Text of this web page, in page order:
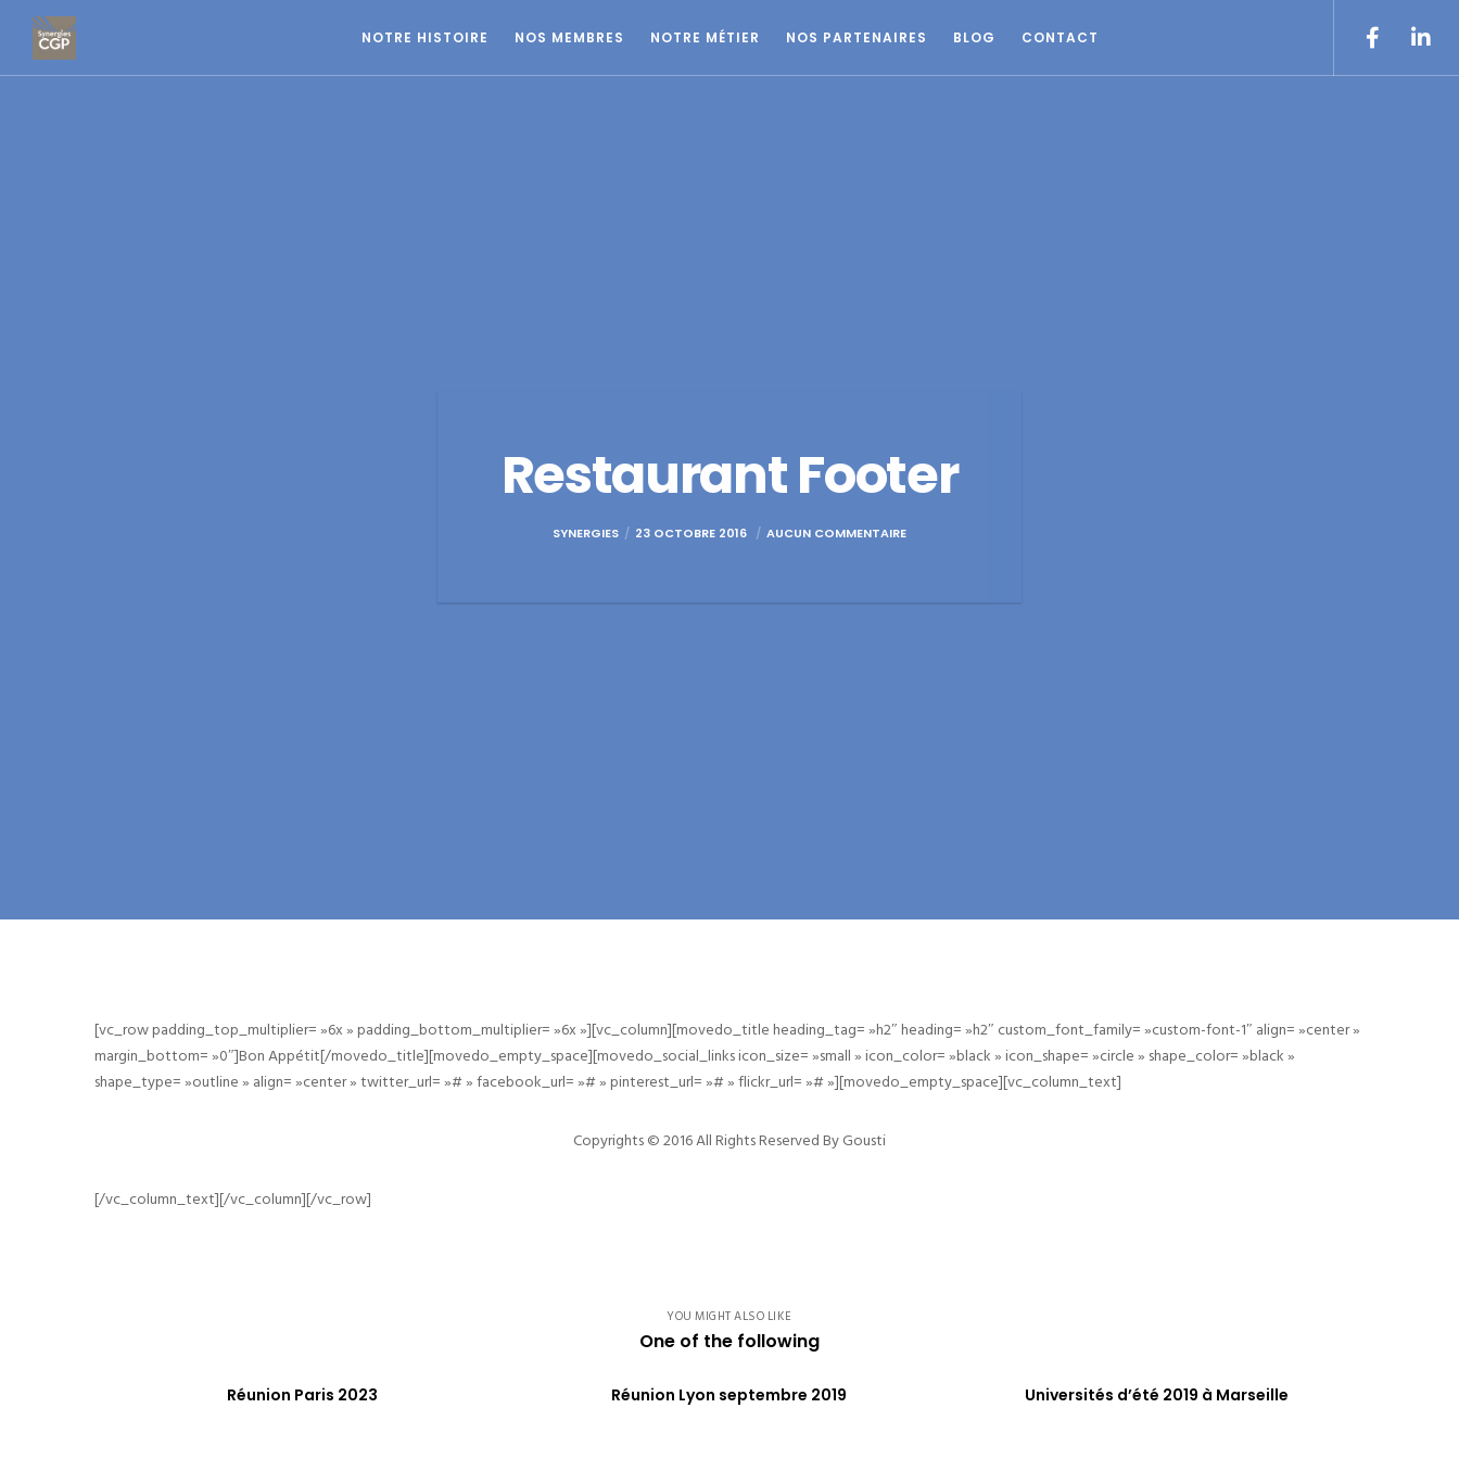
NOTRE HISTOIRE NOS MEMBRES NOTRE MÉTIER NOS PARTENAIRES BLOG CONTACT
Restaurant Footer
SYNERGIES 23 OCTOBRE 2016 AUCUN COMMENTAIRE
[vc_row padding_top_multiplier= »6x » padding_bottom_multiplier= »6x »][vc_column][movedo_title heading_tag= »h2″ heading= »h2″ custom_font_family= »custom-font-1″ align= »center »
margin_bottom= »0″]Bon Appétit[/movedo_title][movedo_empty_space][movedo_social_links icon_size= »small » icon_color= »black » icon_shape= »circle » shape_color= »black »
shape_type= »outline » align= »center » twitter_url= »# » facebook_url= »# » pinterest_url= »# » flickr_url= »# »][movedo_empty_space][vc_column_text]
Copyrights © 2016 All Rights Reserved By Gousti
[/vc_column_text][/vc_column][/vc_row]
YOU MIGHT ALSO LIKE
One of the following
Réunion Paris 2023 Réunion Lyon septembre 2019 Universités d’été 2019 à Marseille